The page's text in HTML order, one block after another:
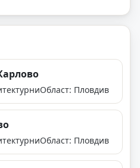
Област: Пловдив
Област: Пловдив